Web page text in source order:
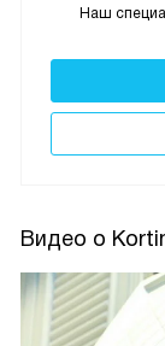
Наш
Видео о